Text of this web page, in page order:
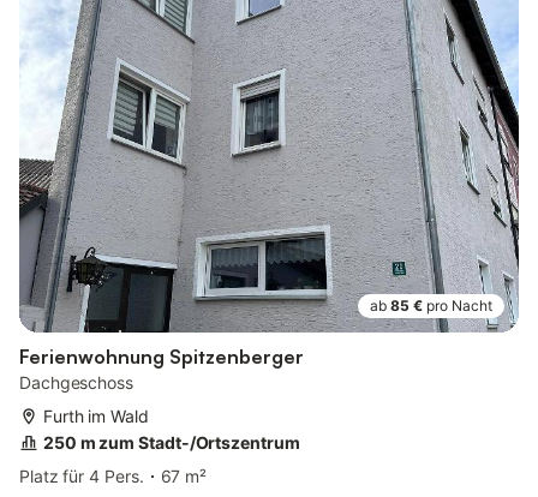
ab 85 € pro Nacht
Ferienwohnung Spitzenberger
Dachgeschoss
Furth im Wald
250 m zum Stadt-/Ortszentrum
Platz für 4 Pers.
67 m²